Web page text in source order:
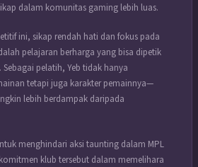
dalam komunitas gaming lebih luas.
ini, sikap rendah hati dan fokus pada
pelajaran berharga yang bisa dipetik
. Sebagai pelatih, Yeb tidak hanya
tetapi juga karakter pemainnya—
lebih berdampak daripada
menghindari aksi taunting dalam MPL
klub tersebut dalam memelihara